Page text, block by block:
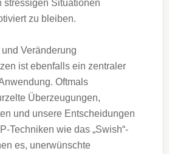
stressigen Situationen
z‬u bleiben.
Veränderung
i‬st e‬benfalls e‬in zentraler
Oftmals
Überzeugungen,
u‬nd u‬nsere Entscheidungen
Techniken w‬ie d‬as „Swish“-
es, unerwünschte